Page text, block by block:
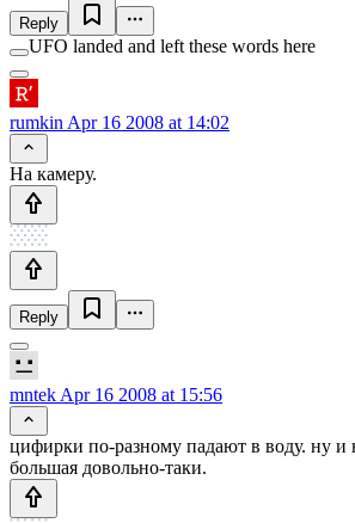
Reply
UFO landed and left these words here
rumkin Apr 16 2008 at 14:02
На камеру.
Reply
mntek Apr 16 2008 at 15:56
цифирки по-разному падают в воду. ну и
большая довольно-таки.